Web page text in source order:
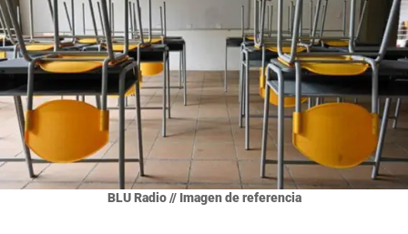
BLU Radio // Imagen de referencia